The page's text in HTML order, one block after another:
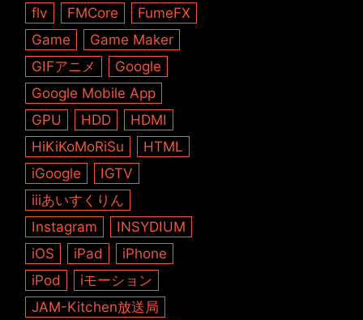
flv
FMCore
FumeFX
Game
Game Maker
GIFアニメ
Google
Google Mobile App
GPU
HDD
HDMI
HiKiKoMoRiSu
HTML
iGoogle
IGTV
iiiあいすくりん
Instagram
INSYDIUM
iOS
iPad
iPhone
iPod
iモーション
JAM-Kitchen放送局